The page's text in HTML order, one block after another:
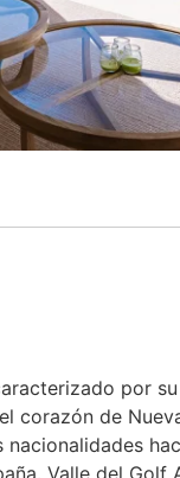
por
corazón de
Valle del Golf